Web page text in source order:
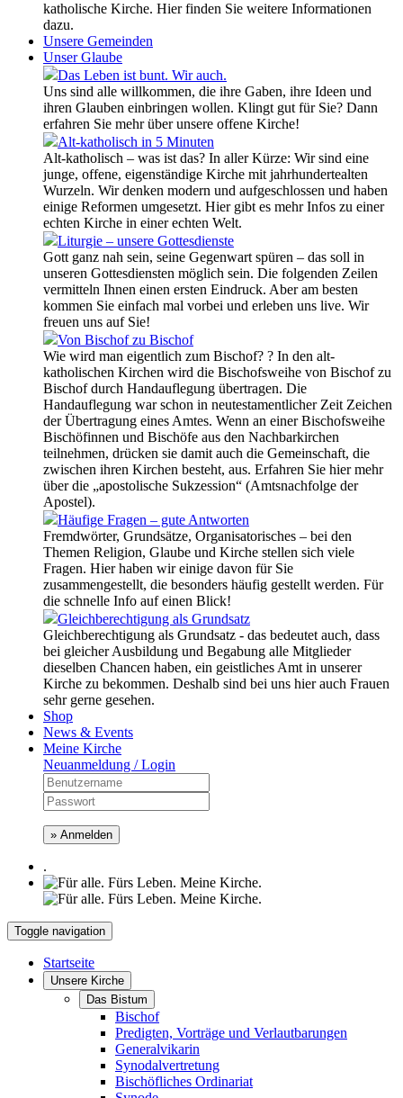
katholische Kirche. Hier finden Sie weitere Informationen
dazu.
Unsere Gemeinden
Unser Glaube
Das Leben ist bunt. Wir auch.
Uns sind alle willkommen, die ihre Gaben, ihre Ideen und
ihren Glauben einbringen wollen. Klingt gut für Sie? Dann
erfahren Sie mehr über unsere offene Kirche!
Alt-katholisch in 5 Minuten
Alt-katholisch – was ist das? In aller Kürze: Wir sind eine
junge, offene, eigenständige Kirche mit jahrhundertealten
Wurzeln. Wir denken modern und aufgeschlossen und haben
einige Reformen umgesetzt. Hier gibt es mehr Infos zu einer
echten Kirche in einer echten Welt.
Liturgie – unsere Gottesdienste
Gott ganz nah sein, seine Gegenwart spüren – das soll in
unseren Gottesdiensten möglich sein. Die folgenden Zeilen
vermitteln Ihnen einen ersten Eindruck. Aber am besten
kommen Sie einfach mal vorbei und erleben uns live. Wir
freuen uns auf Sie!
Von Bischof zu Bischof
Wie wird man eigentlich zum Bischof? ? In den alt-
katholischen Kirchen wird die Bischofsweihe von Bischof zu
Bischof durch Handauflegung übertragen. Die
Handauflegung war schon in neutestamentlicher Zeit Zeichen
der Übertragung eines Amtes. Wenn an einer Bischofsweihe
Bischöfinnen und Bischöfe aus den Nachbarkirchen
teilnehmen, drücken sie damit auch die Gemeinschaft, die
zwischen ihren Kirchen besteht, aus. Erfahren Sie hier mehr
über die „apostolische Sukzession“ (Amtsnachfolge der
Apostel).
Häufige Fragen – gute Antworten
Fremdwörter, Grundsätze, Organisatorisches – bei den
Themen Religion, Glaube und Kirche stellen sich viele
Fragen. Hier haben wir einige davon für Sie
zusammengestellt, die besonders häufig gestellt werden. Für
die schnelle Info auf einen Blick!
Gleichberechtigung als Grundsatz
Gleichberechtigung als Grundsatz - das bedeutet auch, dass
bei gleicher Ausbildung und Begabung alle Mitglieder
dieselben Chancen haben, ein geistliches Amt in unserer
Kirche zu bekommen. Deshalb sind bei uns hier auch Frauen
sehr gerne gesehen.
Shop
News & Events
Meine Kirche
Neuanmeldung / Login
» Anmelden
.
Toggle navigation
Startseite
Unsere Kirche
Das Bistum
Bischof
Predigten, Vorträge und Verlautbarungen
Generalvikarin
Synodalvertretung
Bischöfliches Ordinariat